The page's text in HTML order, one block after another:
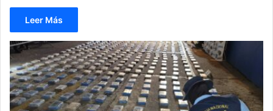
Leer Más